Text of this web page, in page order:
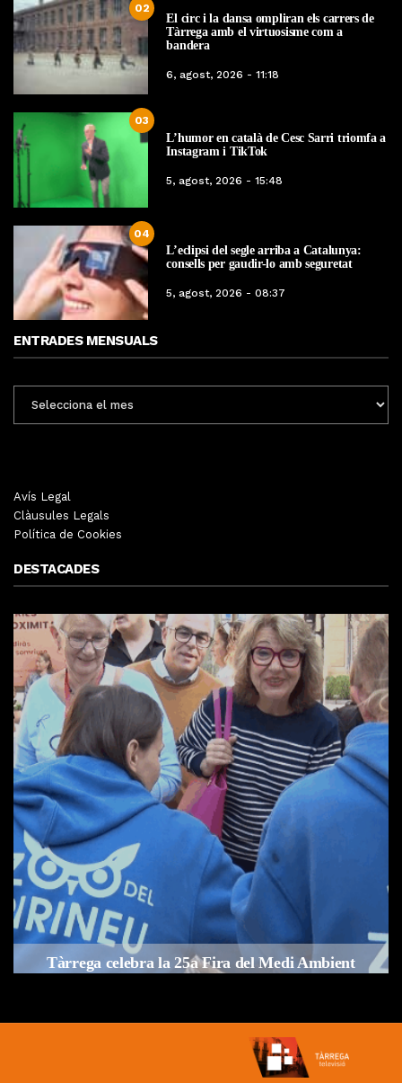
02
El circ i la dansa ompliran els carrers de
Tàrrega amb el virtuosisme com a
bandera
6, agost, 2026 - 11:18
03
L’humor en català de Cesc Sarri triomfa a
Instagram i TikTok
5, agost, 2026 - 15:48
04
L’eclipsi del segle arriba a Catalunya:
consells per gaudir-lo amb seguretat
5, agost, 2026 - 08:37
ENTRADES MENSUALS
MENSUALS
Avís Legal
Clàusules Legals
Política de Cookies
DESTACADES
Tàrrega celebra la 25a Fira del Medi Ambient